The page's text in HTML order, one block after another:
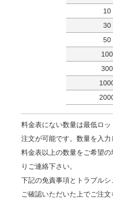
10
30
50
100
300
料金表にない数量は最低ロ
注文が可能です。数量を入力
料金表以上の数量をご希望
りご連絡下さい。
下記の免責事項とトラブル
ご確認いただいた上でご注文